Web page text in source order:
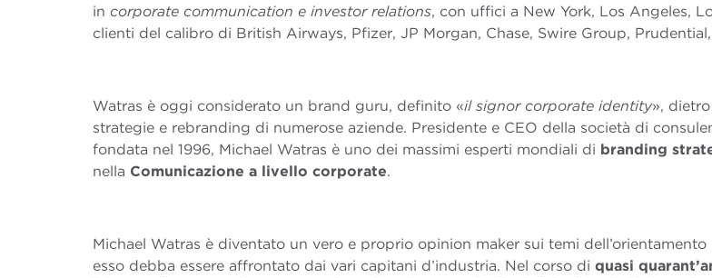
in corporate communication e investor relations, con uffici a New York, Los Angeles,
clienti del calibro di British Airways, Pfizer, JP Morgan, Chase, Swire Group, Prudential,
Watras è oggi considerato un brand guru, definito «il signor corporate identity»,
strategie e rebranding di numerose aziende. Presidente e CEO della società di
fondata nel 1996, Michael Watras è uno dei massimi esperti mondiali di branding
nella Comunicazione a livello corporate.
Michael Watras è diventato un vero e proprio opinion maker sui temi
esso debba essere affrontato dai vari capitani d’industria. Nel corso di quasi